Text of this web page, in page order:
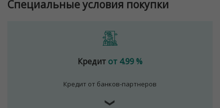
Специальные условия покупки
Кредит от 4.99 %
Кредит от банков-партнеров
❯